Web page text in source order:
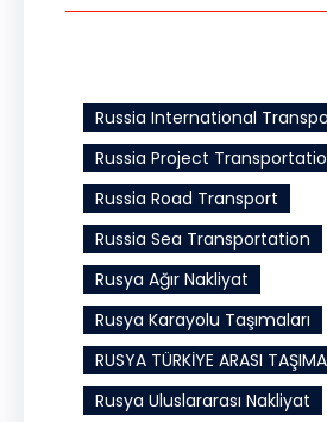
Russia International
Russia Project
Russia Road Transport
Russia Sea Transportation
Rusya Ağır Nakliyat
Rusya Karayolu Taşımaları
RUSYA TÜRKİYE ARASI
Rusya Uluslararası Nakliyat